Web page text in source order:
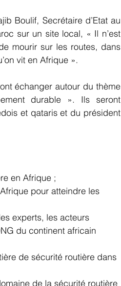
Boulif, Secrétaire d’Etat au
sur un site local, « Il n’est
mourir sur les routes, dans
vit en Afrique ».
échanger autour du thème
durable ». Ils seront
et qataris et du président
en Afrique ;
du continent africain